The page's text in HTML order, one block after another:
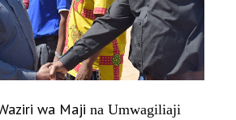
wa Maji na Umwagiliaji